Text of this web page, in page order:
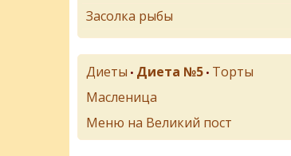
Засолка рыбы
Диеты • Диета №5 • Торты
Масленица
Меню на Великий пост